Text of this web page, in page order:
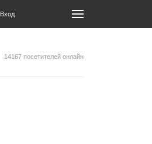
Вход
14167 посетителей онлайн